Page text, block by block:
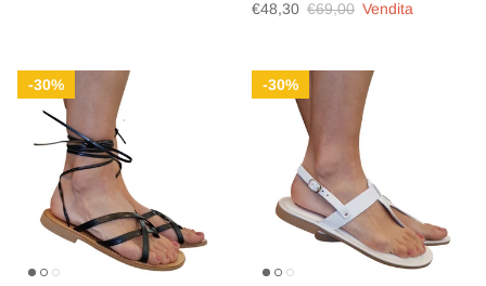
Prezzo di vendita
€48,30 Prezzo normale
€69,00 Vendita
30% 30%